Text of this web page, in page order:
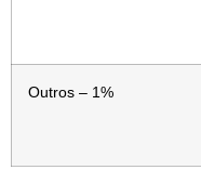
Outros – 1%